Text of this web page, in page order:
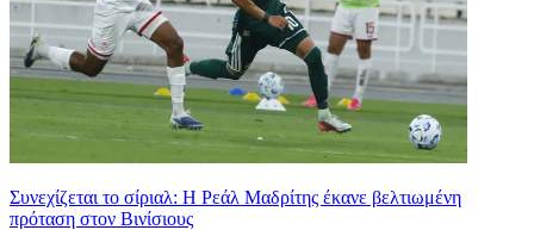
Συνεχίζεται το σίριαλ: Η Ρεάλ Μαδρίτης έκανε βελτιωμένη
πρόταση στον Βινίσιους